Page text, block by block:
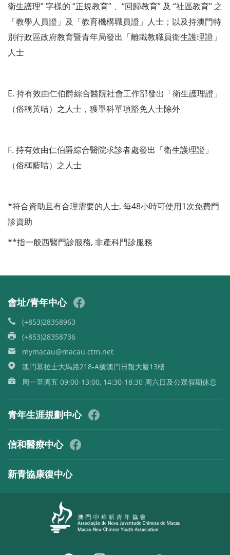
衛生護理” 字樣的 “正規教育” 、“回歸教育” 及 “社區教育” 之
「教學人員證」及「教育機構職員證」人士；以及持澳門特
別行政區政府教育暨青年局發出「離職教職員衛生護理證」
人士
E. 持有效由仁伯爵綜合醫院社會工作部發出「衛生護理證」
（俗稱黃咭）之人士，獲單科單項豁免人士除外
F. 持有效由仁伯爵綜合醫院求診者處發出「衛生護理證」
（俗稱藍咭）之人士
*符合資助且有合理需要的人士, 每48小時可使用1次免費門
診資助
**指一般西醫門診服務, 非產科門診服務
會址/青年中心
(+853)28358963
(+853)28358736
mymacau@macau.ctm.net
澳門慕拉士大馬路218-A號澳門日報大廈13樓
周一至周五 09:00-13:00, 14:30-18:30 周六日及公眾假期休息
青年生涯規劃中心
信和醫療中心
新青協康復中心